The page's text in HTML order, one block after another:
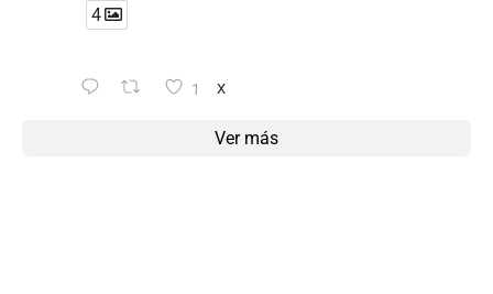
4
1 X
Ver más